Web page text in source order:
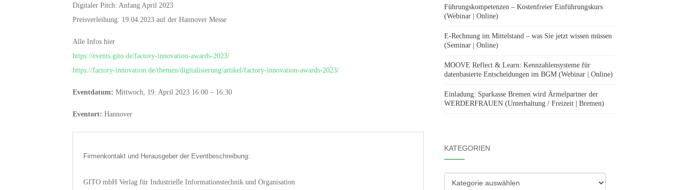
Digitaler Pitch: Anfang April 2023
Preisverleihung: 19.04.2023 auf der Hannover Messe
Alle Infos hier
https://events.gito.de/factory-innovation-awards-2023/
https://factory-innovation.de/themen/digitalisierung/artikel/factory-innovation-awards-2023/
Eventdatum: Mittwoch, 19. April 2023 16:00 – 16:30
Eventort: Hannover
Firmenkontakt und Herausgeber der Eventbeschreibung:
GITO mbH Verlag für Industrielle Informationstechnik und Organisation
Führungskompetenzen – Kostenfreier Einführungskurs
(Webinar | Online)
E-Rechnung im Mittelstand – was Sie jetzt wissen müssen
(Seminar | Online)
MOOVE Reflect & Learn: Kennzahlensysteme für
datenbasierte Entscheidungen im BGM (Webinar | Online)
Einladung: Sparkasse Bremen wird Ärmelpartner der
WERDERFRAUEN (Unterhaltung / Freizeit | Bremen)
KATEGORIEN
Kategorien